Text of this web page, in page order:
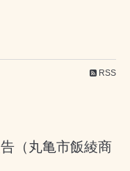
RSS
（丸亀市飯綾商